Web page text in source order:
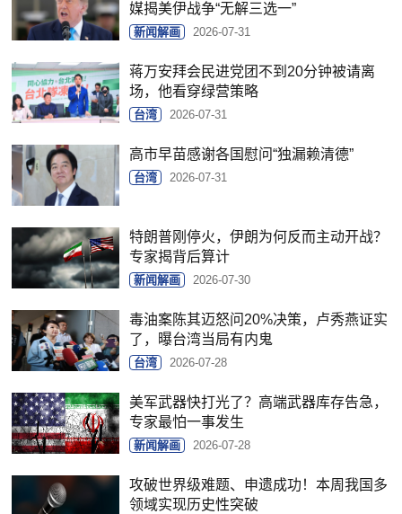
媒揭美伊战争“无解三选一”
新闻解画 2026-07-31
蒋万安拜会民进党团不到20分钟被请离
场，他看穿绿营策略
台湾 2026-07-31
高市早苗感谢各国慰问“独漏赖清德”
台湾 2026-07-31
特朗普刚停火，伊朗为何反而主动开战？
专家揭背后算计
新闻解画 2026-07-30
毒油案陈其迈怒问20%决策，卢秀燕证实
了，曝台湾当局有内鬼
台湾 2026-07-28
美军武器快打光了？高端武器库存告急，
专家最怕一事发生
新闻解画 2026-07-28
攻破世界级难题、申遗成功！本周我国多
领域实现历史性突破